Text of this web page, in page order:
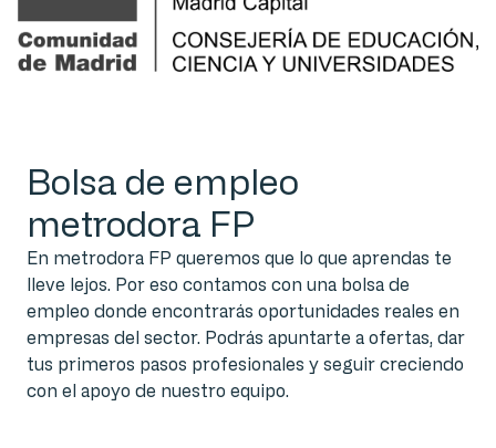
Bolsa de empleo
metrodora FP
En metrodora FP queremos que lo que aprendas te
lleve lejos. Por eso contamos con una bolsa de
empleo donde encontrarás oportunidades reales en
empresas del sector. Podrás apuntarte a ofertas, dar
tus primeros pasos profesionales y seguir creciendo
con el apoyo de nuestro equipo.